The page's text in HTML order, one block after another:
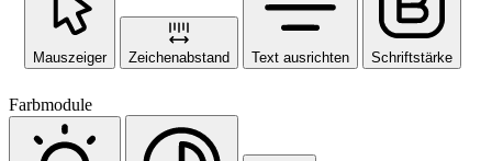
Mauszeiger Zeichenabstand Text ausrichten Schriftstärke
Farbmodule